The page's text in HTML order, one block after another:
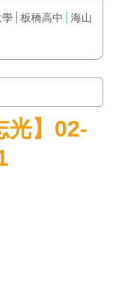
板橋高中
海山
光】02-